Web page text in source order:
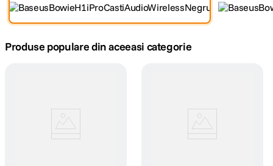
3. trepied telefon
sony fx
Produse populare din aceeasi categorie